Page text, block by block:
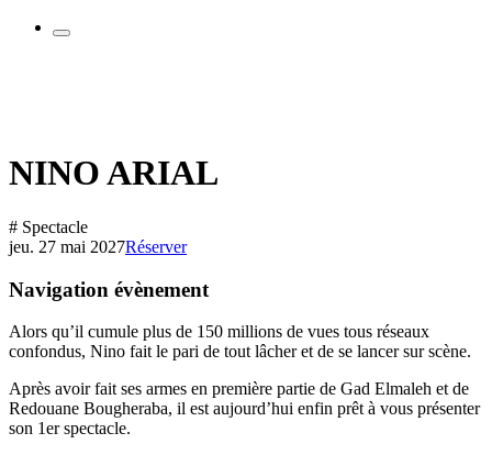
NINO ARIAL
# Spectacle
jeu. 27 mai 2027Réserver
Navigation évènement
Alors qu’il cumule plus de 150 millions de vues tous réseaux
confondus, Nino fait le pari de tout lâcher et de se lancer sur scène.
Après avoir fait ses armes en première partie de Gad Elmaleh et de
Redouane Bougheraba, il est aujourd’hui enfin prêt à vous présenter
son 1er spectacle.